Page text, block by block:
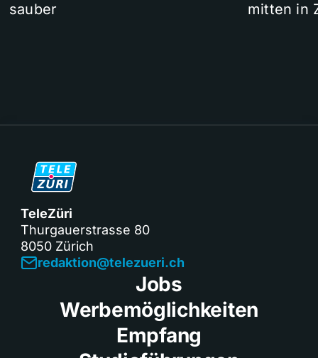
sauber
mitten in
TeleZüri
Thurgauerstrasse 80
8050 Zürich
redaktion@telezueri.ch
Jobs
Werbemöglichkeiten
Empfang